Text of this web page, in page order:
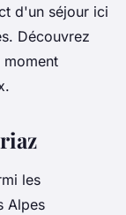
d'un séjour ici
Découvrez
les
Alpes